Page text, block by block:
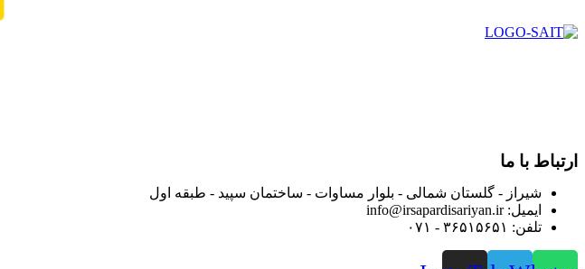
ارتباط با ما
شیراز - گلستان شمالی - بلوار مساوات - ساختمان سپید - طبقه اول
ایمیل: info@irsapardisariyan.ir
تلفن: ۳۶۵۱۵۶۵۱ - ۰۷۱